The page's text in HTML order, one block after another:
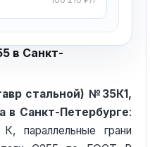
в Санкт-
стальной) №35К1,
Санкт-Петербурге:
параллельные грани